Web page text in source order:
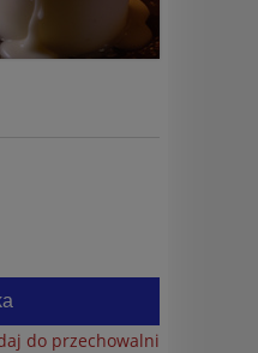
do przechowalni